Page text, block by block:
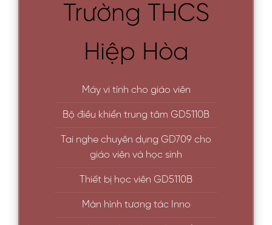
Trường THCS
Hiệp Hòa
Máy vi tính cho giáo viên
Bộ điều khiển trung tâm GD5110B
Tai nghe chuyên dụng GD709 cho
giáo viên và học sinh
Thiết bị học viên GD5110B
Màn hình tương tác Inno